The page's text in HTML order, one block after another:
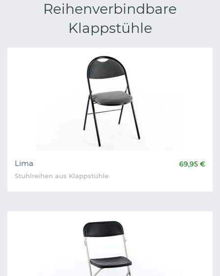
Reihenverbindbare
Klappstühle
Lima 69,95 €
Stuhlreihen aus Klappstühle